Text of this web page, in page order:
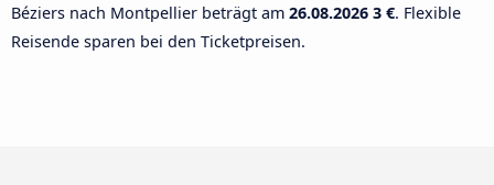
Béziers nach Montpellier beträgt am 26.08.2026 3 €. Flexible
Reisende sparen bei den Ticketpreisen.